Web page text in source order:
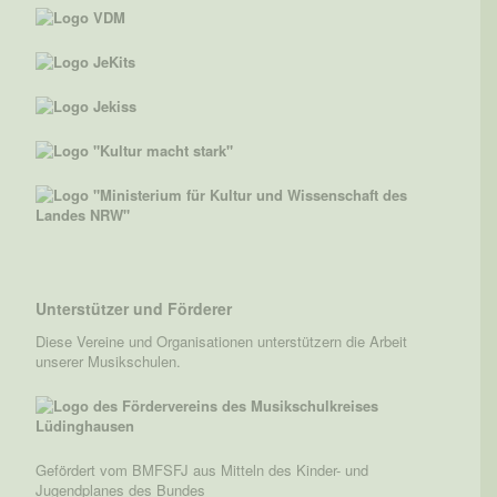
Unterstützer und Förderer
Diese Vereine und Organisationen unterstützern die Arbeit
unserer Musikschulen.
Gefördert vom BMFSFJ aus Mitteln des Kinder- und
Jugendplanes des Bundes